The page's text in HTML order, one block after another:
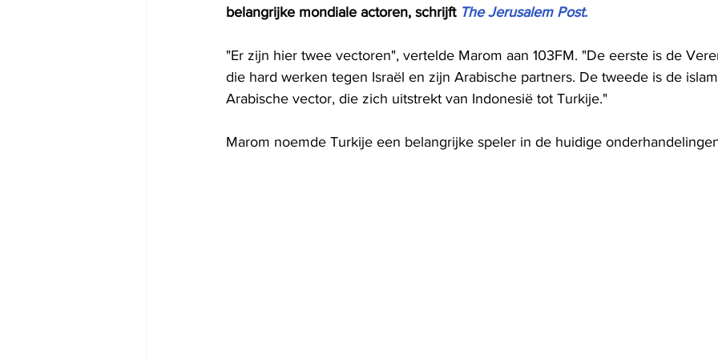
belangrijke mondiale actoren, schrijft The Jerusalem Post.
"Er zijn hier twee vectoren", vertelde Marom aan 103FM. "De eerste is de
die hard werken tegen Israël en zijn Arabische partners. De tweede is de
Arabische vector, die zich uitstrekt van Indonesië tot Turkije."
Marom noemde Turkije een belangrijke speler in de huidige